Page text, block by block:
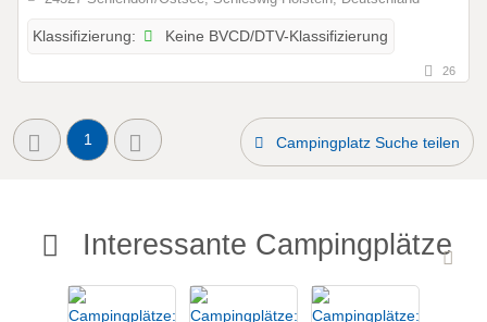
Klassifizierung: Keine BVCD/DTV-Klassifizierung
26
1 Campingplatz Suche teilen
Interessante Campingplätze